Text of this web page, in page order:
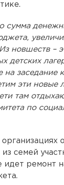
сумма
новшеств –
детских
заседание
эти новые
там
по
семей
идет ремонт